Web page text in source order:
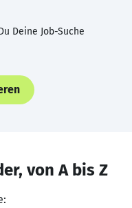
Deine Job-Suche
von A bis Z